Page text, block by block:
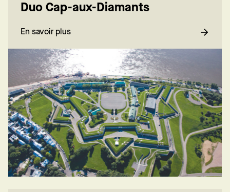
Duo Cap-aux-Diamants
En savoir plus